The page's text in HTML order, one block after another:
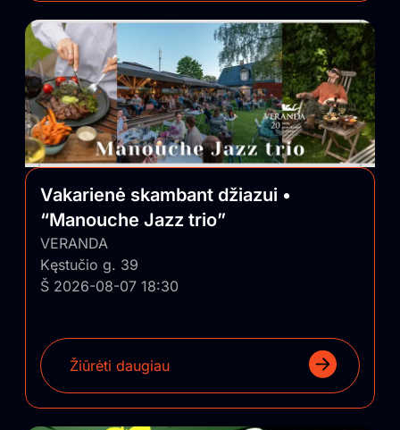
Vakarienė skambant džiazui •
“Manouche Jazz trio”
VERANDA
Kęstučio g. 39
Š 2026-08-07 18:30
Žiūrėti daugiau